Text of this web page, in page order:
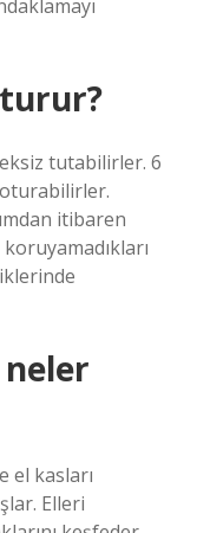
tutabilirler. 6
itibaren
neler
el kasları
Elleri